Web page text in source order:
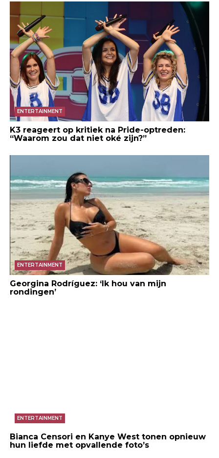
ENTERTAINMENT
K3 reageert op kritiek na Pride-optreden:
“Waarom zou dat niet oké zijn?”
ENTERTAINMENT
Georgina Rodríguez: ‘Ik hou van mijn
rondingen’
ENTERTAINMENT
Bianca Censori en Kanye West tonen opnieuw
hun liefde met opvallende foto’s